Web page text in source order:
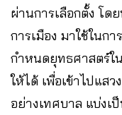
ผ่านการเลือกตั้ง โด
การเมือง มาใช้ในก
กำหนดยุทธศาสตร์ใ
ให้ได้ เพื่อเข้าไปแส
อย่างเทศบาล แบ่งเ